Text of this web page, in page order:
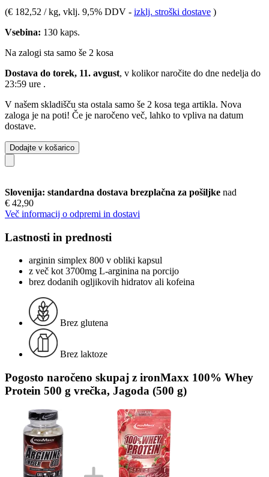
(€ 182,52 / kg, vklj. 9,5% DDV - izklj. stroški dostave )
Vsebina: 130 kaps.
Na zalogi sta samo še 2 kosa
Dostava do torek, 11. avgust, v kolikor naročite do dne nedelja do
23:59 ure .
V našem skladišču sta ostala samo še 2 kosa tega artikla. Nova
zaloga je na poti! Če je naročeno več, lahko to vpliva na datum
dostave.
Dodajte v košarico
Slovenija: standardna dostava brezplačna za pošiljke nad
€ 42,90
Več informacij o odpremi in dostavi
Lastnosti in prednosti
arginin simplex 800 v obliki kapsul
z več kot 3700mg L-arginina na porcijo
brez dodanih ogljikovih hidratov ali kofeina
Brez glutena
Brez laktoze
Pogosto naročeno skupaj z ironMaxx 100% Whey
Protein 500 g vrečka, Jagoda (500 g)